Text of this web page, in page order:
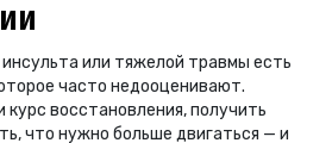
или тяжелой травмы есть
часто недооценивают.
восстановления, получить
что нужно больше двигаться — и